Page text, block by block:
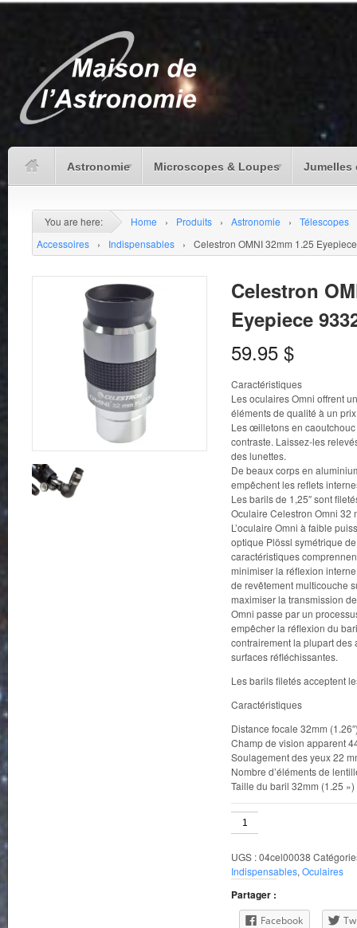
Astronomie Microscopes & Loupes Jumelles
You are here: Home › Produits › Astronomie ›
Télescopes
Accessoires
› Indispensables › Celestron OMNI 32mm 1.25
Celestron
Eyepiece
59.95 $
Caractéristiques
Les oculaires Omni offrent
éléments de qualité à un
Les œilletons en
contraste. Laissez-les
des lunettes.
De beaux corps en
empêchent les reflets
Les barils de 1,25″ sont
Oculaire Celestron Omni 32
L’oculaire Omni à faible
optique Plössl symétrique
caractéristiques
minimiser la réflexion
de revêtement multicouche
maximiser la transmission
Omni passe par un
empêcher la réflexion du
contrairement la plupart des
surfaces réfléchissantes.
Les barils filetés acceptent
Caractéristiques
Distance focale 32mm
Champ de vision apparent
Soulagement des yeux 22
Nombre d’éléments de
Taille du baril 32mm (1.25 »)
quantité
de
OMNI
32mm
1.25
Eyepiece
93323
UGS :04cel00038
Indispensables, Oculaires
Partager :
Facebook